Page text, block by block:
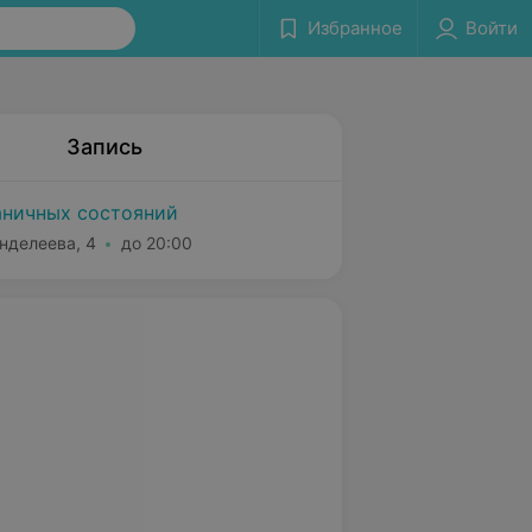
Избранное Войти
Запись
состояний
4 до 20:00